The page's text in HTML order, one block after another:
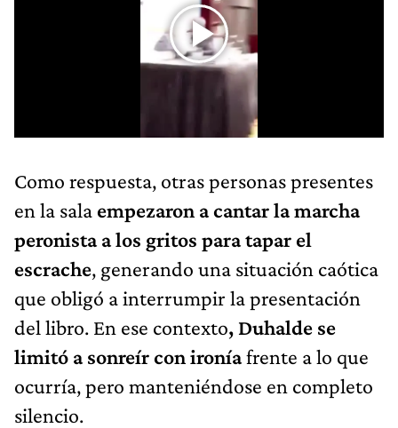
Como respuesta, otras personas presentes
en la sala empezaron a cantar la marcha
peronista a los gritos para tapar el
escrache, generando una situación caótica
que obligó a interrumpir la presentación
del libro. En ese contexto, Duhalde se
limitó a sonreír con ironíafrente a lo que
ocurría, pero manteniéndose en completo
silencio.